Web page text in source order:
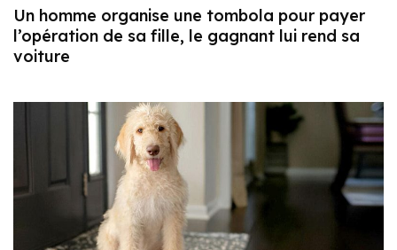
Un homme organise une tombola pour payer
l’opération de sa fille, le gagnant lui rend sa
voiture